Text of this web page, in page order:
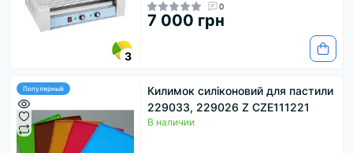
3
0
7 000 грн
Популярный
Килимок силіконовий для пастили
229033, 229026 Z CZE111221
В наличии